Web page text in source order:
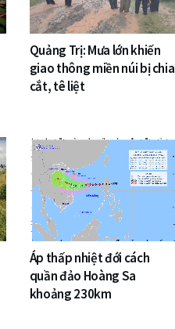
Quảng Trị: Mưa lớn khiến
giao thông miền núi bị chia
cắt, tê liệt
Áp thấp nhiệt đới cách
quần đảo Hoàng Sa
khoảng 230km